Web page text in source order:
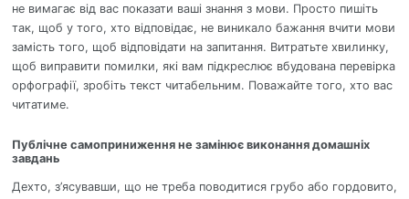
не вимагає від вас показати ваші знання з мови. Просто пишіть
так, щоб у того, хто відповідає, не виникало бажання вчити мови
замість того, щоб відповідати на запитання. Витратьте хвилинку,
щоб виправити помилки, які вам підкреслює вбудована перевірка
орфографії, зробіть текст читабельним. Поважайте того, хто вас
читатиме.
Публічне самоприниження не замінює виконання домашніх
завдань
Дехто, з’ясувавши, що не треба поводитися грубо або гордовито,